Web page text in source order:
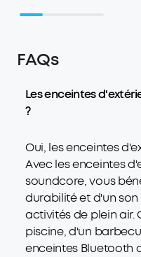
FAQs
Les enceintes
?
Oui, les enceintes
Avec les enceintes
soundcore, vous
durabilité et d'un
activités de plein air.
piscine, d'un
enceintes Bluetooth